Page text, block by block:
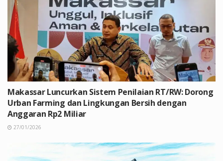
Makassar Luncurkan Sistem Penilaian RT/RW: Dorong
Urban Farming dan Lingkungan Bersih dengan
Anggaran Rp2 Miliar
27/01/2026